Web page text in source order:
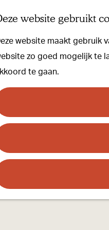
website gebruikt
website maakt gebruik
zo goed mogelijk te
te gaan.